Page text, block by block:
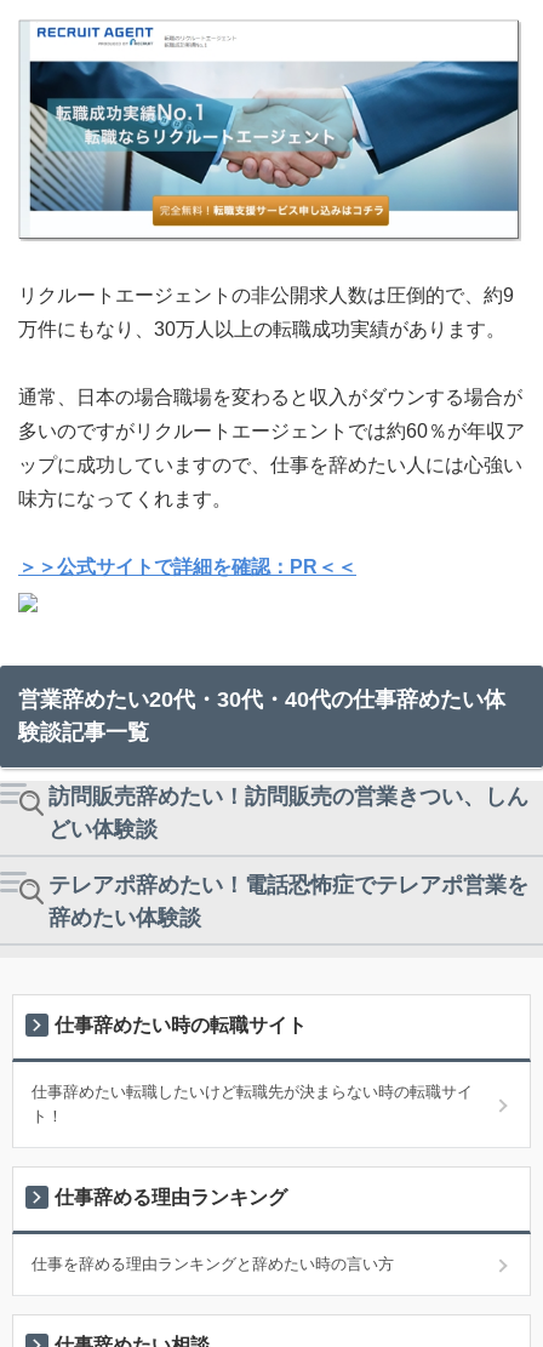
リクルートエージェントの非公開求人数は圧倒的で、約9
万件にもなり、30万人以上の転職成功実績があります。
通常、日本の場合職場を変わると収入がダウンする場合が
多いのですがリクルートエージェントでは約60％が年収ア
ップに成功していますので、仕事を辞めたい人には心強い
味方になってくれます。
＞＞公式サイトで詳細を確認：PR＜＜
営業辞めたい20代・30代・40代の仕事辞めたい体
験談記事一覧
訪問販売辞めたい！訪問販売の営業きつい、しん
どい体験談
テレアポ辞めたい！電話恐怖症でテレアポ営業を
辞めたい体験談
仕事辞めたい時の転職サイト
仕事辞めたい転職したいけど転職先が決まらない時の転職サイ
ト！
仕事辞める理由ランキング
仕事を辞める理由ランキングと辞めたい時の言い方